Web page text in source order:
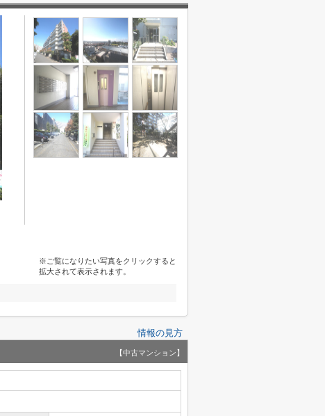
※ご覧になりたい写真をクリックすると
拡大されて表示されます。
情報の見方
【中古マンション】